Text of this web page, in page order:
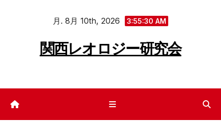
月. 8月 10th, 2026 3:55:30 AM
関西レオロジー研究会